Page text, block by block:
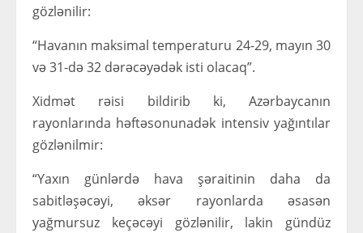
gözlənilir:
“Havanın maksimal temperaturu 24-29, mayın 30
və 31-də 32 dərəcəyədək isti olacaq”.
Xidmət rəisi bildirib ki, Azərbaycanın
rayonlarında həftəsonunadək intensiv yağıntılar
gözlənilmir:
“Yaxın günlərdə hava şəraitinin daha da
sabitləşəcəyi, əksər rayonlarda əsasən
yağmursuz keçəcəyi gözlənilir, lakin gündüz